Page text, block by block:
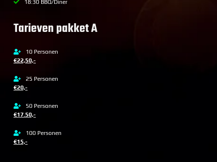
18:30 BBQ/Diner
Tarieven pakket A
10 Personen
€22,50,-
25 Personen
€20,-
50 Personen
€17.50,-
100 Personen
€15,-